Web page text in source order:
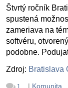
Štvrtý ročník
spustená
zameriava na
softvéru,
podobne.
Zdroj: Bratislava
1 | Komunita